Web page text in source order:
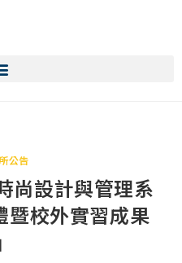
公告
尚設計與管理系
暨校外實習成果